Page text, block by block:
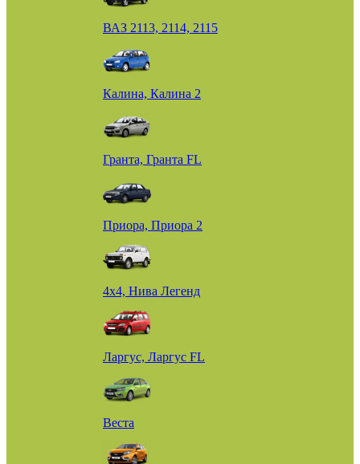
ВАЗ 2113, 2114, 2115
Калина, Калина 2
Гранта, Гранта FL
Приора, Приора 2
4х4, Нива Легенд
Ларгус, Ларгус FL
Веста